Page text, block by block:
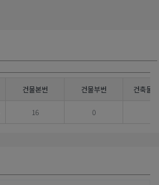
건물본번 건물부번 건축물
16 0